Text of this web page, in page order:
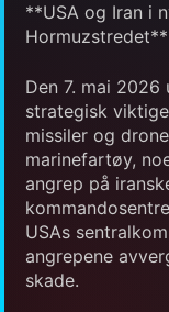
**USA og Iran i
Hormuzstredet**
Den 7. mai
strategisk
missiler og
marinefartøy,
angrep på
USAs
angrepene
skade.